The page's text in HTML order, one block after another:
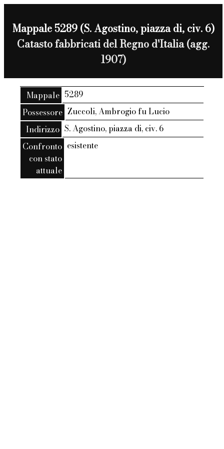
Mappale 5289 (S. Agostino, piazza di, civ. 6)
Catasto fabbricati del Regno d'Italia (agg.
1907)
Mappale 5289
Possessore Zuccoli, Ambrogio fu Lucio
Indirizzo S. Agostino, piazza di, civ. 6
Confronto
con stato
attuale
esistente